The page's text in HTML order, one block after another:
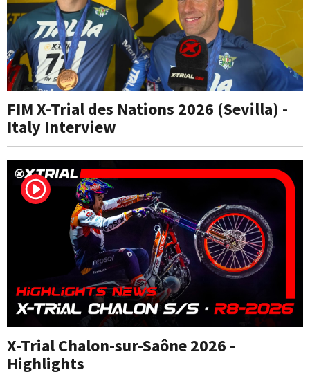
FIM X-Trial des Nations 2026 (Sevilla) -
Italy Interview
X-Trial Chalon-sur-Saône 2026 -
Highlights